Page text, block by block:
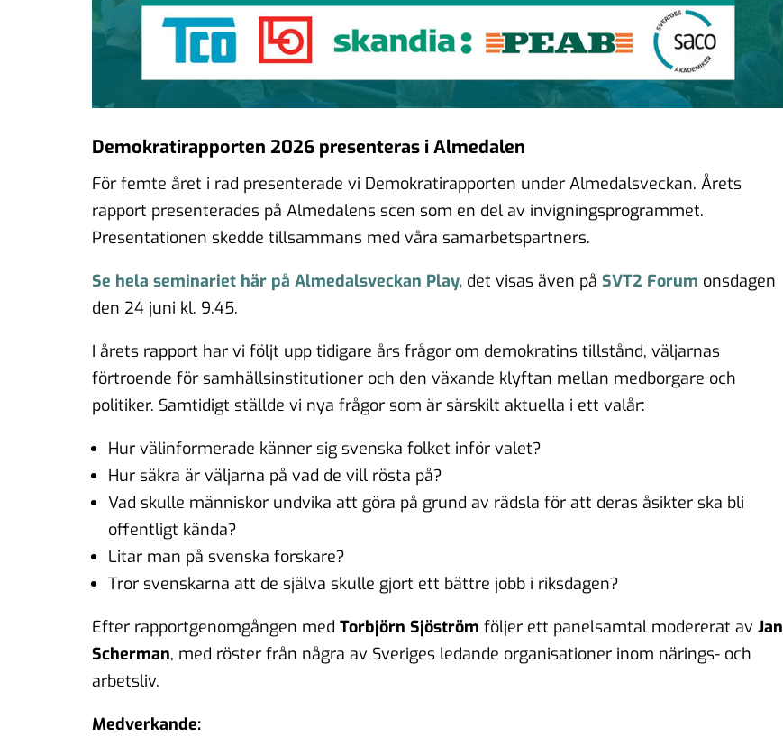
Demokratirapporten 2026 presenteras i Almedalen
För femte året i rad presenterade vi Demokratirapporten under Almedalsveckan. Årets
rapport presenterades på Almedalens scen som en del av invigningsprogrammet.
Presentationen skedde tillsammans med våra samarbetspartners.
Se hela seminariet här på Almedalsveckan Play, det visas även på SVT2 Forum onsdagen
den 24 juni kl. 9.45.
I årets rapport har vi följt upp tidigare års frågor om demokratins tillstånd, väljarnas
förtroende för samhällsinstitutioner och den växande klyftan mellan medborgare och
politiker. Samtidigt ställde vi nya frågor som är särskilt aktuella i ett valår:
Hur välinformerade känner sig svenska folket inför valet?
Hur säkra är väljarna på vad de vill rösta på?
Vad skulle människor undvika att göra på grund av rädsla för att deras åsikter ska bli
offentligt kända?
Litar man på svenska forskare?
Tror svenskarna att de själva skulle gjort ett bättre jobb i riksdagen?
Efter rapportgenomgången med Torbjörn Sjöström följer ett panelsamtal modererat av Jan
Scherman, med röster från några av Sveriges ledande organisationer inom närings- och
arbetsliv.
Medverkande: